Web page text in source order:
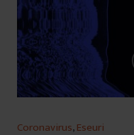
Coronavirus,Eseuri